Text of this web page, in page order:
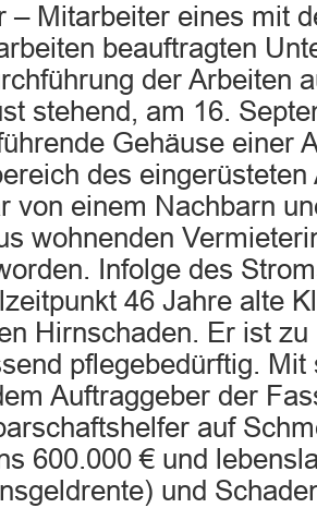
– Mitarbeiter eines mit
beauftragten
der Arbeiten
stehend, am 16.
Gehäuse einer
des
von einem Nachbarn
wohnenden
Infolge des
46 Jahre alte
Hirnschaden. Er ist
pflegebedürftig.
Auftraggeber der
auf
600.000 € und
und